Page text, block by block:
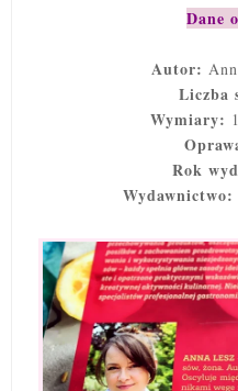
Dane
Autor:
Liczba
Wymiary:
Rok
Wydawnictwo: